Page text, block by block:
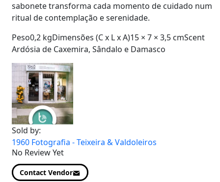
sabonete transforma cada momento de cuidado num
ritual de contemplação e serenidade.
Peso0,2 kgDimensões (C x L x A)15 × 7 × 3,5 cmScent
Ardósia de Caxemira, Sândalo e Damasco
Sold by:
1960 Fotografia - Teixeira & Valdoleiros
No Review Yet
Contact Vendor